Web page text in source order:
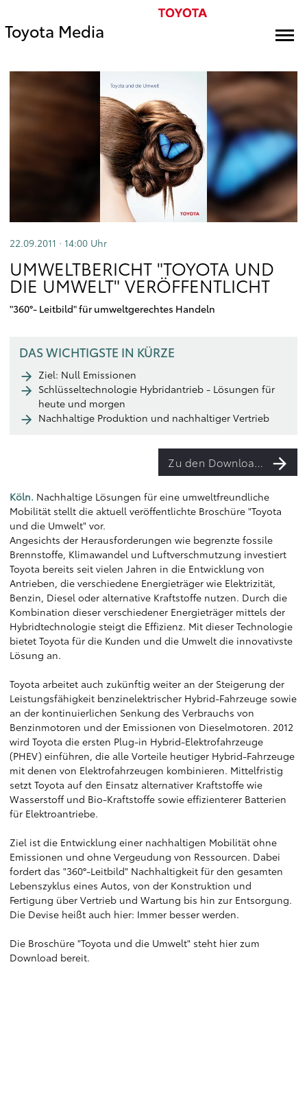
Toyota Media
22.09.2011 · 14:00 Uhr
UMWELTBERICHT "TOYOTA UND
DIE UMWELT" VERÖFFENTLICHT
"360°- Leitbild" für umweltgerechtes Handeln
DAS WICHTIGSTE IN KÜRZE
Ziel: Null Emissionen
Schlüsseltechnologie Hybridantrieb - Lösungen für
heute und morgen
Nachhaltige Produktion und nachhaltiger Vertrieb
Zu den Downloads
Köln. Nachhaltige Lösungen für eine umweltfreundliche
Mobilität stellt die aktuell veröffentlichte Broschüre "Toyota
und die Umwelt" vor.
Angesichts der Herausforderungen wie begrenzte fossile
Brennstoffe, Klimawandel und Luftverschmutzung investiert
Toyota bereits seit vielen Jahren in die Entwicklung von
Antrieben, die verschiedene Energieträger wie Elektrizität,
Benzin, Diesel oder alternative Kraftstoffe nutzen. Durch die
Kombination dieser verschiedener Energieträger mittels der
Hybridtechnologie steigt die Effizienz. Mit dieser Technologie
bietet Toyota für die Kunden und die Umwelt die innovativste
Lösung an.
Toyota arbeitet auch zukünftig weiter an der Steigerung der
Leistungsfähigkeit benzinelektrischer Hybrid-Fahrzeuge sowie
an der kontinuierlichen Senkung des Verbrauchs von
Benzinmotoren und der Emissionen von Dieselmotoren. 2012
wird Toyota die ersten Plug-in Hybrid-Elektrofahrzeuge
(PHEV) einführen, die alle Vorteile heutiger Hybrid-Fahrzeuge
mit denen von Elektrofahrzeugen kombinieren. Mittelfristig
setzt Toyota auf den Einsatz alternativer Kraftstoffe wie
Wasserstoff und Bio-Kraftstoffe sowie effizienterer Batterien
für Elektroantriebe.
Ziel ist die Entwicklung einer nachhaltigen Mobilität ohne
Emissionen und ohne Vergeudung von Ressourcen. Dabei
fordert das "360°-Leitbild" Nachhaltigkeit für den gesamten
Lebenszyklus eines Autos, von der Konstruktion und
Fertigung über Vertrieb und Wartung bis hin zur Entsorgung.
Die Devise heißt auch hier: Immer besser werden.
Die Broschüre "Toyota und die Umwelt" steht hier zum
Download bereit.